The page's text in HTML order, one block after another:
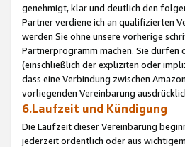
genehmigt, klar und deutlich den
Partner verdiene ich an qualifizierten
werden Sie ohne unsere vorherige
Partnerprogramm machen. Sie dürfen
(einschließlich der expliziten oder
dass eine Verbindung zwischen
vorliegenden Vereinbarung
6.Laufzeit und Kündigung
Die Laufzeit dieser Vereinbarung
jederzeit ordentlich oder aus